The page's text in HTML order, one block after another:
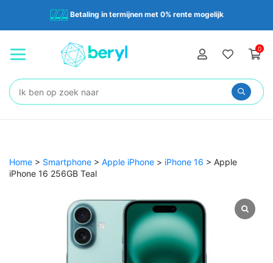
Betaling in termijnen met 0% rente mogelijk
0
Zoeken:
Home > Smartphone > Apple iPhone > iPhone 16 > Apple
iPhone 16 256GB Teal